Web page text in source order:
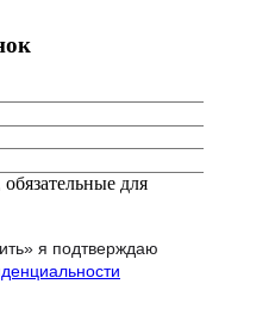
для
я подтверждаю